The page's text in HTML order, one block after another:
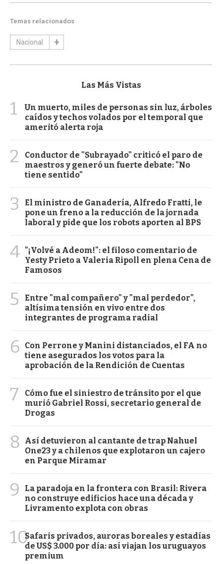
Temas relacionados
Nacional
Las Más Vistas
1
Un muerto, miles de personas sin luz, árboles
caídos y techos volados por el temporal que
ameritó alerta roja
2
Conductor de "Subrayado" criticó el paro de
maestros y generó un fuerte debate: "No
tiene sentido"
3
El ministro de Ganadería, Alfredo Fratti, le
pone un freno a la reducción de la jornada
laboral y pide que los robots aporten al BPS
4 "¡Volvé a Adeom!": el filoso comentario de
Yesty Prieto a Valeria Ripoll en plena Cena de
Famosos
5
Entre "mal compañero" y "mal perdedor",
altísima tensión en vivo entre dos
integrantes de programa radial
6
Con Perrone y Manini distanciados, el FA no
tiene asegurados los votos para la
aprobación de la Rendición de Cuentas
7
Cómo fue el siniestro de tránsito por el que
murió Gabriel Rossi, secretario general de
Drogas
8
Así detuvieron al cantante de trap Nahuel
One23 y a chilenos que explotaron un cajero
en Parque Miramar
9
La paradoja en la frontera con Brasil: Rivera
no construye edificios hace una década y
Livramento explota con obras
10Safaris privados, auroras boreales y estadías
de US$ 3.000 por día: así viajan los uruguayos
premium